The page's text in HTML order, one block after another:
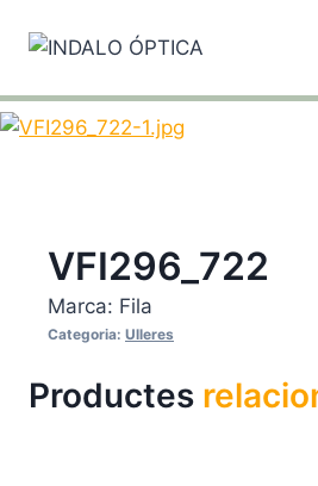
VFI296_722
Marca: Fila
Categoria: Ulleres
Productes